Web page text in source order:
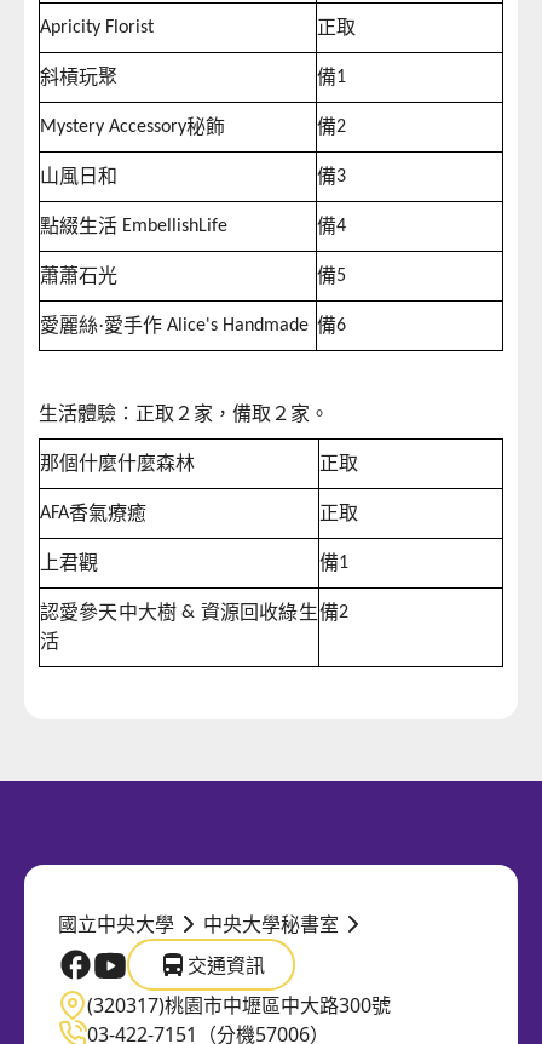
Apricity Florist 正取
斜槓玩聚 備1
Mystery Accessory秘飾 備2
山風日和 備3
點綴生活EmbellishLife 備4
蕭蕭石光 備5
愛麗絲·愛手作Alice's Handmade 備6
生活體驗：正取２家，備取２家。
那個什麼什麼森林 正取
AFA香氣療癒 正取
上君觀 備1
認愛參天中大樹 & 資源回收綠生
活
備2
(320317)桃園市中壢區中大路300號
03-422-7151（分機57006）
國立中央大學
中央大學秘書室
國立中央大學官方FB
國立中央大學官方Youtube
交通資訊
交通資訊